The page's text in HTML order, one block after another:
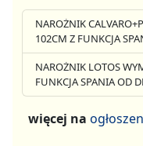
NAROŻNIK
102CM Z FUNKCJA
NAROŻNIK LOTOS
FUNKCJA SPANIA OD
więcej na